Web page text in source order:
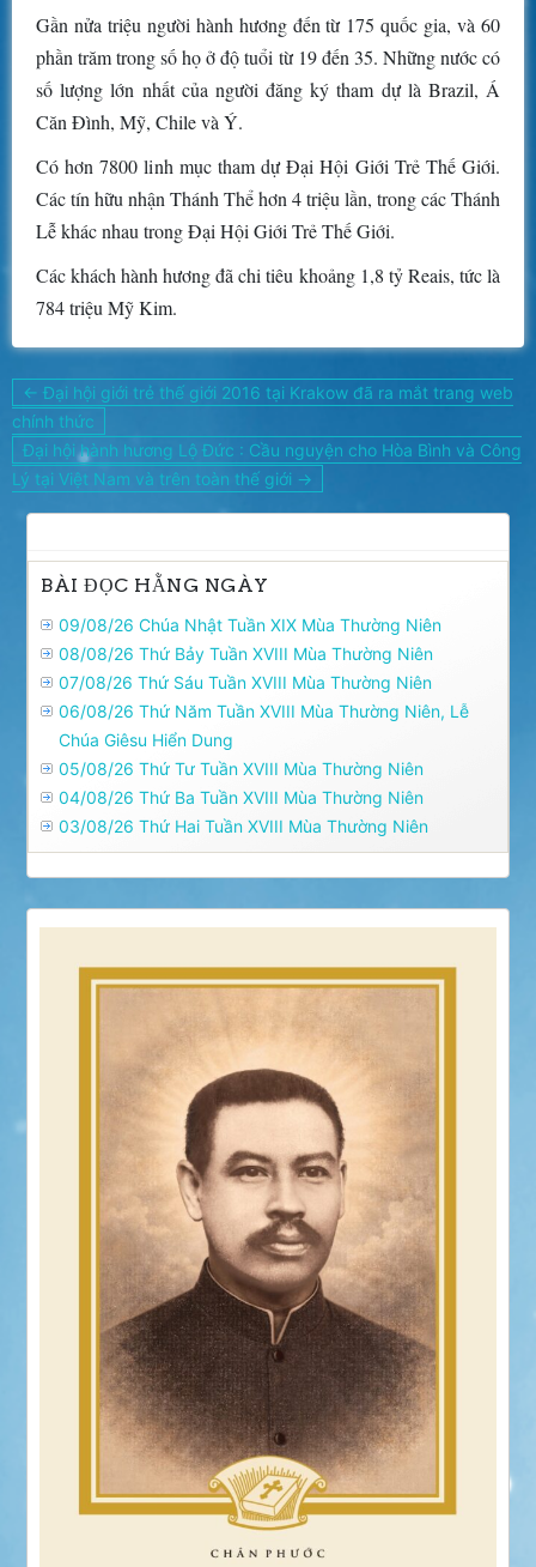
Gần nửa triệu người hành hương đến từ 175 quốc gia, và 60
phần trăm trong số họ ở độ tuổi từ 19 đến 35. Những nước có
số lượng lớn nhất của người đăng ký tham dự là Brazil, Á
Căn Đình, Mỹ, Chile và Ý.
Có hơn 7800 linh mục tham dự Đại Hội Giới Trẻ Thế Giới.
Các tín hữu nhận Thánh Thể hơn 4 triệu lần, trong các Thánh
Lễ khác nhau trong Đại Hội Giới Trẻ Thế Giới.
Các khách hành hương đã chi tiêu khoảng 1,8 tỷ Reais, tức là
784 triệu Mỹ Kim.
Điều
hướng
bài
viết
← Đại hội giới trẻ thế giới 2016 tại Krakow đã ra mắt trang web
chính thức
Đại hội hành hương Lộ Đức : Cầu nguyện cho Hòa Bình và Công
Lý tại Việt Nam và trên toàn thế giới →
BÀI ĐỌC HẰNG NGÀY
09/08/26 Chúa Nhật Tuần XIX Mùa Thường Niên
08/08/26 Thứ Bảy Tuần XVIII Mùa Thường Niên
07/08/26 Thứ Sáu Tuần XVIII Mùa Thường Niên
06/08/26 Thứ Năm Tuần XVIII Mùa Thường Niên, Lễ
Chúa Giêsu Hiển Dung
05/08/26 Thứ Tư Tuần XVIII Mùa Thường Niên
04/08/26 Thứ Ba Tuần XVIII Mùa Thường Niên
03/08/26 Thứ Hai Tuần XVIII Mùa Thường Niên